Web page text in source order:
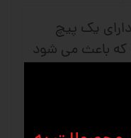
بال اسکرو در سی ان سی CNC دارای یک پیچ
باعث می شود